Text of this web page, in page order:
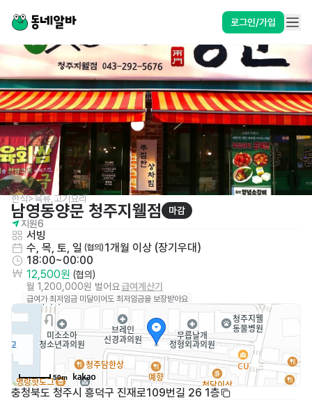
로그인/가입
한식>육류,고기요리
남영동양문 청주지웰점
마감
지원6
서빙
수, 목, 토, 일 (협의) 1개월 이상 (장기우대)
18:00~00:00
12,500원 (협의)
월 1,200,000원 벌어요급여계산기
급여가 최저임금 미달이어도 최저임금을 보장받아요
50m
충청북도 청주시 흥덕구 진재로109번길 26 1층